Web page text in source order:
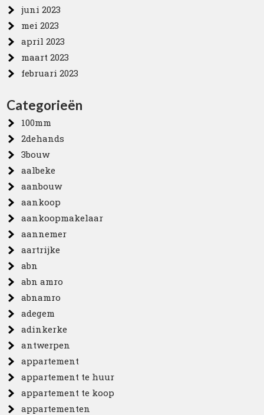
juni 2023
mei 2023
april 2023
maart 2023
februari 2023
Categorieën
100mm
2dehands
3bouw
aalbeke
aanbouw
aankoop
aankoopmakelaar
aannemer
aartrijke
abn
abn amro
abnamro
adegem
adinkerke
antwerpen
appartement
appartement te huur
appartement te koop
appartementen